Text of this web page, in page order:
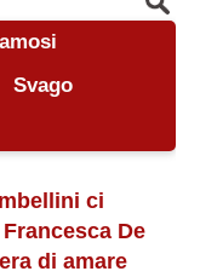
Svago
ci
De
di amare